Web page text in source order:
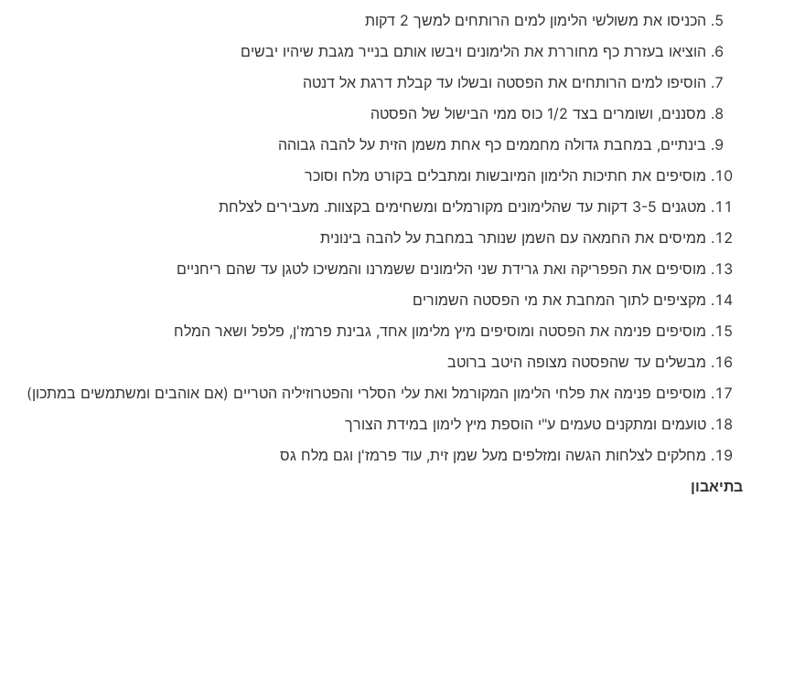
הכניסו את משולשי הלימון למים הרותחים למשך 2 דקות
הוציאו בעזרת כף מחוררת את הלימונים ויבשו אותם בנייר מגבת שיהיו יבשים
הוסיפו למים הרותחים את הפסטה ובשלו עד קבלת דרגת אל דנטה
מסננים, ושומרים בצד 1/2 כוס ממי הבישול של הפסטה
בינתיים, במחבת גדולה מחממים כף אחת משמן הזית על להבה גבוהה
מוסיפים את חתיכות הלימון המיובשות ומתבלים בקורט מלח וסוכר
מטגנים 3-5 דקות עד שהלימונים מקורמלים ומשחימים בקצוות. מעבירים לצלחת
ממיסים את החמאה עם השמן שנותר במחבת על להבה בינונית
מוסיפים את הפפריקה ואת גרידת שני הלימונים ששמרנו והמשיכו לטגן עד שהם ריחניים
מקציפים לתוך המחבת את מי הפסטה השמורים
מוסיפים פנימה את הפסטה ומוסיפים מיץ מלימון אחד, גבינת פרמז'ן, פלפל ושאר המלח
מבשלים עד שהפסטה מצופה היטב ברוטב
מוסיפים פנימה את פלחי הלימון המקורמל ואת עלי הסלרי והפטרוזיליה הטריים (אם אוהבים ומשתמשים במתכון)
טועמים ומתקנים טעמים ע"י הוספת מיץ לימון במידת הצורך
מחלקים לצלחות הגשה ומזלפים מעל שמן זית, עוד פרמז'ן וגם מלח גס
בתיאבון